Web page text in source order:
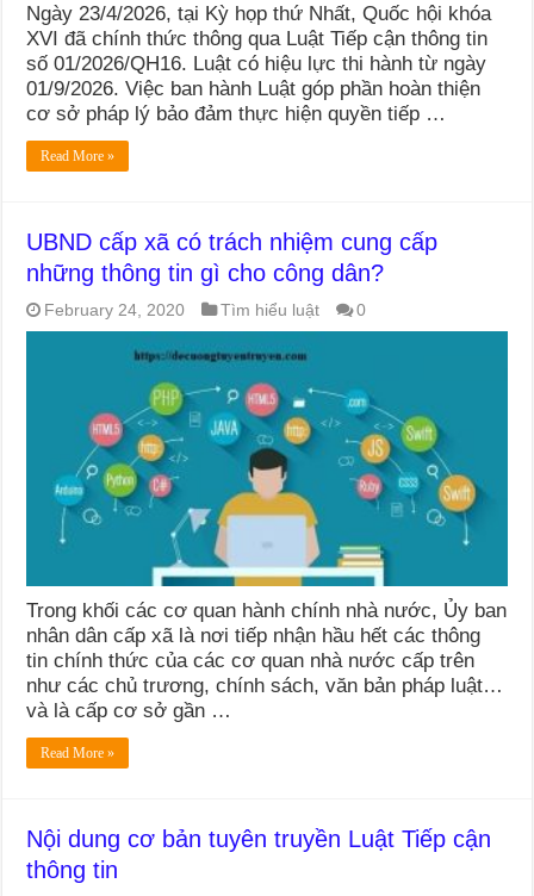
Ngày 23/4/2026, tại Kỳ họp thứ Nhất, Quốc hội khóa
XVI đã chính thức thông qua Luật Tiếp cận thông tin
số 01/2026/QH16. Luật có hiệu lực thi hành từ ngày
01/9/2026. Việc ban hành Luật góp phần hoàn thiện
cơ sở pháp lý bảo đảm thực hiện quyền tiếp …
Read More »
UBND cấp xã có trách nhiệm cung cấp
những thông tin gì cho công dân?
February 24, 2020 Tìm hiểu luật 0
Trong khối các cơ quan hành chính nhà nước, Ủy ban
nhân dân cấp xã là nơi tiếp nhận hầu hết các thông
tin chính thức của các cơ quan nhà nước cấp trên
như các chủ trương, chính sách, văn bản pháp luật…
và là cấp cơ sở gần …
Read More »
Nội dung cơ bản tuyên truyền Luật Tiếp cận
thông tin